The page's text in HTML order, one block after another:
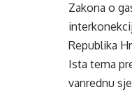
Zakona o
Republika
Ista tema
vanrednu